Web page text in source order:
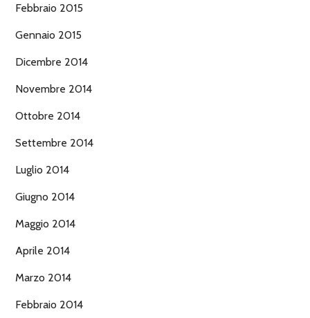
Febbraio 2015
Gennaio 2015
Dicembre 2014
Novembre 2014
Ottobre 2014
Settembre 2014
Luglio 2014
Giugno 2014
Maggio 2014
Aprile 2014
Marzo 2014
Febbraio 2014